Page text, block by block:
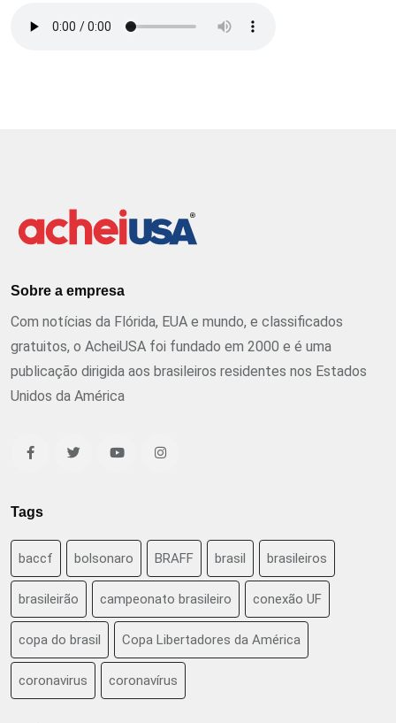
Sobre a empresa
Com notícias da Flórida, EUA e mundo, e classificados
gratuitos, o AcheiUSA foi fundado em 2000 e é uma
publicação dirigida aos brasileiros residentes nos Estados
Unidos da América
Tags
baccf bolsonaro BRAFF brasil brasileiros
brasileirão campeonato brasileiro conexão UF
copa do brasil Copa Libertadores da América
coronavirus coronavírus